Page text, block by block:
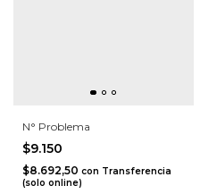
N° Problema
$9.150
$8.692,50 con Transferencia
(solo online)